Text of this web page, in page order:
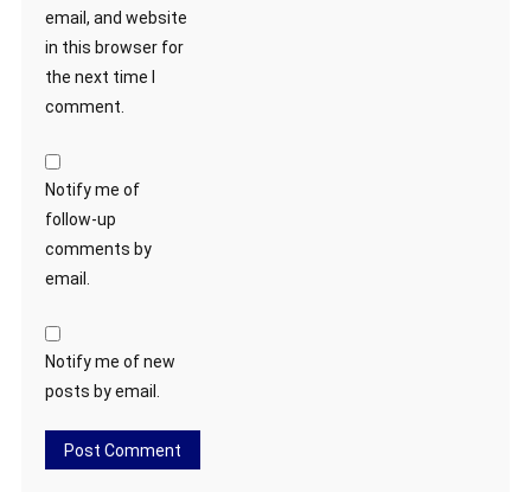
email, and website
in this browser for
the next time I
comment.
Notify me of
follow-up
comments by
email.
Notify me of new
posts by email.